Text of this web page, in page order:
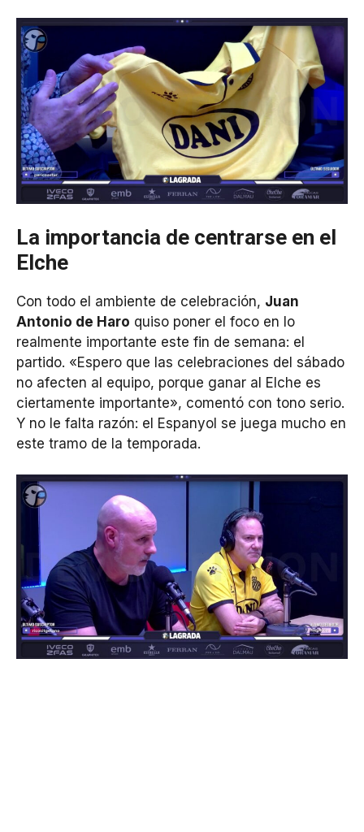
La importancia de centrarse en el
Elche
Con todo el ambiente de celebración, Juan
Antonio de Haro quiso poner el foco en lo
realmente importante este fin de semana: el
partido. «Espero que las celebraciones del sábado
no afecten al equipo, porque ganar al Elche es
ciertamente importante», comentó con tono serio.
Y no le falta razón: el Espanyol se juega mucho en
este tramo de la temporada.